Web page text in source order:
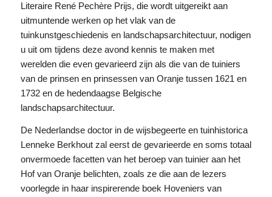
Literaire René Pechère Prijs, die wordt uitgereikt aan
uitmuntende werken op het vlak van de
tuinkunstgeschiedenis en landschapsarchitectuur, nodigen
u uit om tijdens deze avond kennis te maken met
werelden die even gevarieerd zijn als die van de tuiniers
van de prinsen en prinsessen van Oranje tussen 1621 en
1732 en de hedendaagse Belgische
landschapsarchitectuur.
De Nederlandse doctor in de wijsbegeerte en tuinhistorica
Lenneke Berkhout zal eerst de gevarieerde en soms totaal
onvermoede facetten van het beroep van tuinier aan het
Hof van Oranje belichten, zoals ze die aan de lezers
voorlegde in haar inspirerende boek Hoveniers van